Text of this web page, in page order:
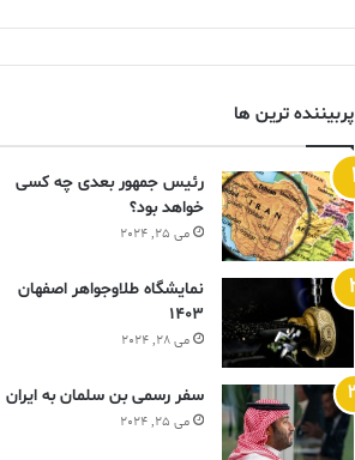
پربیننده ترین ها
رئیس جمهور بعدی چه کسی
خواهد بود؟
می 25, 2024
نمایشگاه طلاوجواهر اصفهان
1403
می 28, 2024
سفر رسمی بن سلمان به ایران
می 25, 2024